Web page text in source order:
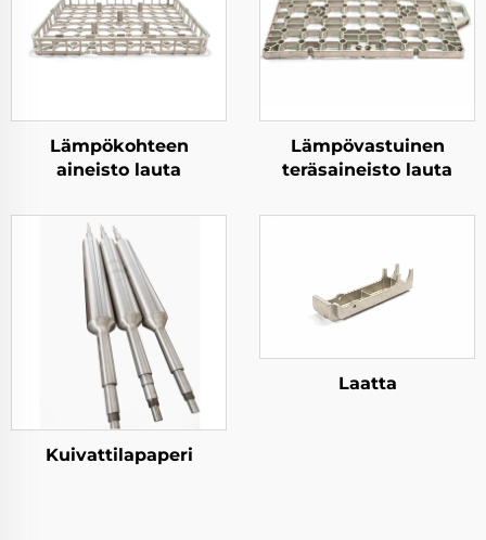
Lämpökohteen
aineisto lauta
Lämpövastuinen
teräsaineisto lauta
Kuivattilapaperi
Laatta